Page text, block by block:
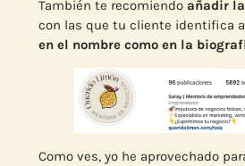
También te recomiendo añadir
con las que tu cliente identifica
en el nombre como en la
Como ves, yo he aprovechado